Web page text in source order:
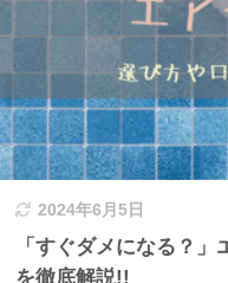
2024年6月5日
「すぐダメになる？
を徹底解説!!